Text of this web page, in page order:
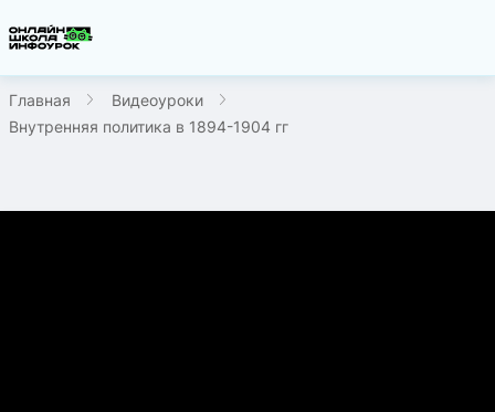
Главная
Видеоуроки
Внутренняя политика в 1894-1904 гг